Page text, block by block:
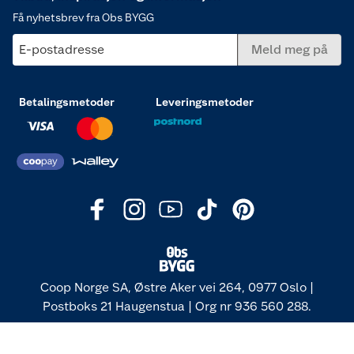
Få nyhetsbrev fra Obs BYGG
E-postadresse Meld meg på
Betalingsmetoder Leveringsmetoder
Coop Norge SA, Østre Aker vei 264, 0977 Oslo |
Postboks 21 Haugenstua | Org nr 936 560 288.